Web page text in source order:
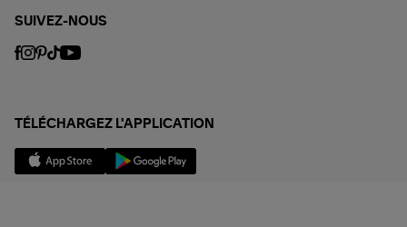
SUIVEZ-NOUS
TÉLÉCHARGEZ L'APPLICATION